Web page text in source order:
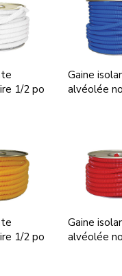
1/2 po
Gaine
alvéolée
1/2 po
Gaine
alvéolée